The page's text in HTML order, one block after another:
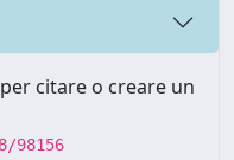
citare o creare un
98156